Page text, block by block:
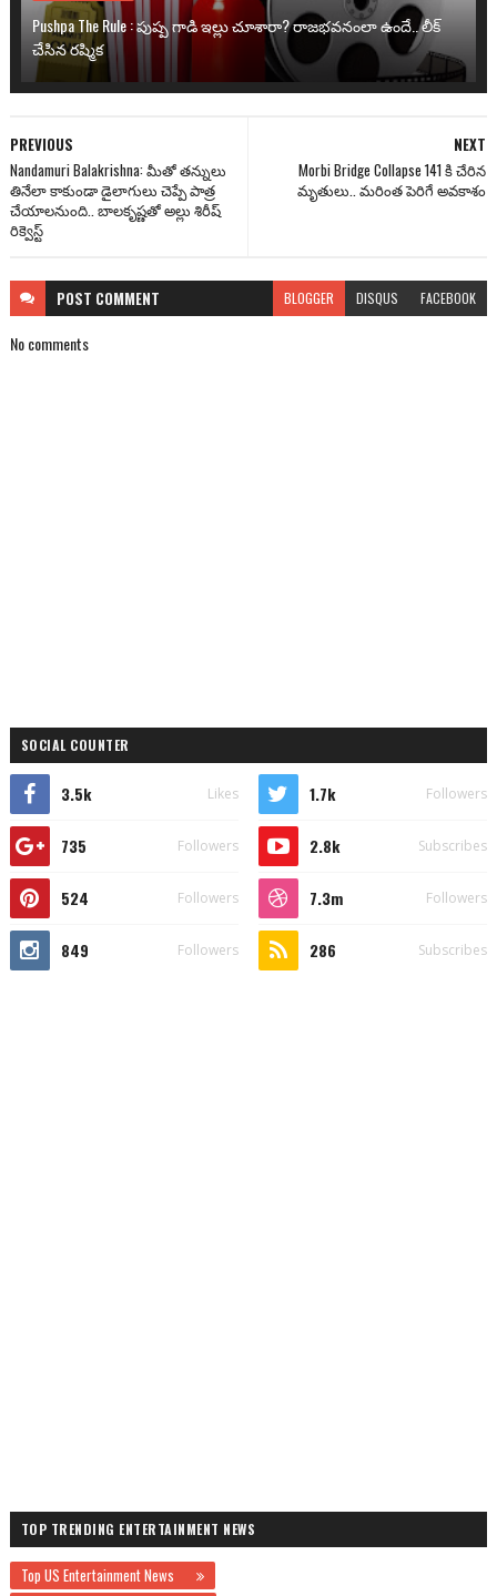
Pushpa The Rule : పుష్ప గాడి ఇల్లు చూశారా? రాజభవనంలా ఉందే.. లీక్
చేసిన రష్మిక
NEXT
Morbi Bridge Collapse 141 కి చేరిన
మృతులు.. మరింత పెరిగే అవకాశం
PREVIOUS
Nandamuri Balakrishna: మీతో తన్నులు
తినేలా కాకుండా డైలాగులు చెప్పే పాత్ర
చేయాలనుంది.. బాలకృష్ణతో అల్లు శిరీష్
రిక్వెస్ట్
POST COMMENT BLOGGER DISQUS FACEBOOK
No comments
SOCIAL COUNTER
3.5k Likes 1.7k Followers
735 Followers 2.8k Subscribes
524 Followers 7.3m Followers
849 Followers 286 Subscribes
TOP TRENDING ENTERTAINMENT NEWS
Top US Entertainment News